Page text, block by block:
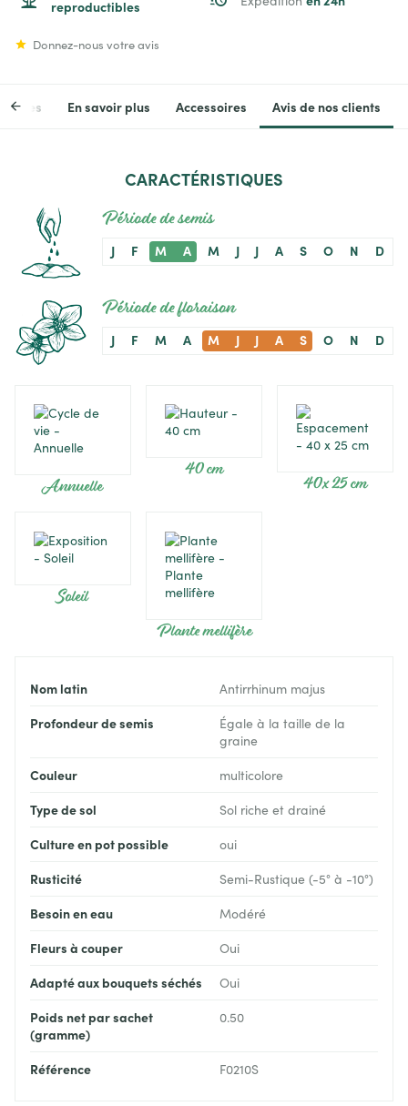
reproductibles
Donnez-nous votre avis
En savoir plus Accessoires Avis de nos clients
CARACTÉRISTIQUES
Période de semis
J F M A M J J A S O N D
Période de floraison
J F M A M J J A S O N D
Annuelle
40 cm
40 x 25 cm
Soleil
Plante mellifère
Nom latin Antirrhinum majus
Profondeur de semis
Égale à la taille de la
graine
Couleur multicolore
Type de sol Sol riche et drainé
Culture en pot possible oui
Rusticité Semi-Rustique (-5° à -10°)
Besoin en eau Modéré
Fleurs à couper Oui
Adapté aux bouquets séchés Oui
Poids net par sachet
(gramme)
0.50
Référence F0210S